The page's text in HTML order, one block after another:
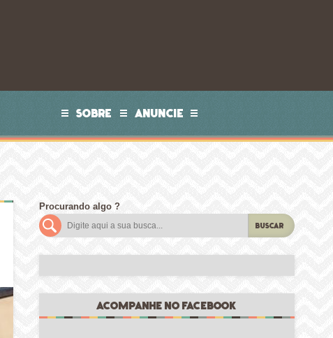
SOBRE ANUNCIE
Procurando algo ?
BUSCAR
ACOMPANHE NO FACEBOOK